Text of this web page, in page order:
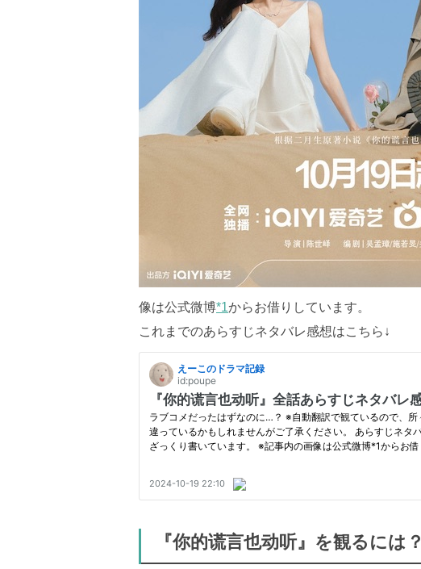
像は公式微博*1からお借りしています。
これまでのあらすじネタバレ感想はこちら↓
『你的谎言也动听』を観るには？